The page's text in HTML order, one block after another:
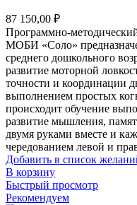
87 150,00 ₽
Программно-
МОБИ «Соло»
среднего дошкольного
развитие моторной
точности и координации
выполнением простых
происходит обучение
развитие мышления,
двумя руками вместе и
чередованием левой и
Добавить в список
В корзину
Быстрый просмотр
Рекомендуем